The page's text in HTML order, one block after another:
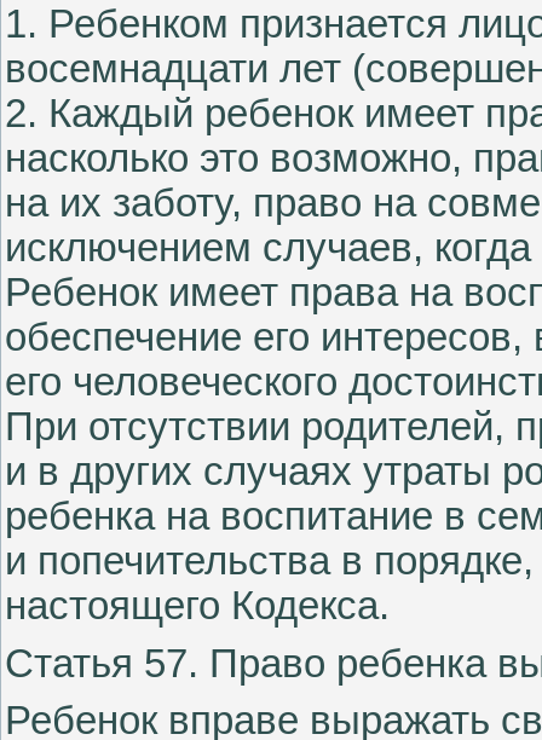
1. Ребенком признается
восемнадцати лет
2. Каждый ребенок имеет
насколько это возможно,
на их заботу, право на
исключением случаев,
Ребенок имеет права на
обеспечение его
его человеческого
При отсутствии родителей,
и в других случаях утраты
ребенка на воспитание в
и попечительства в
настоящего Кодекса.
Статья 57. Право ребенка
Ребенок вправе выражать